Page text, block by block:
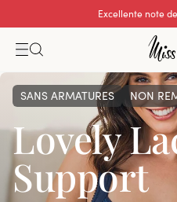
Excellente note
SANS ARMATURES NON
Lovely
Support